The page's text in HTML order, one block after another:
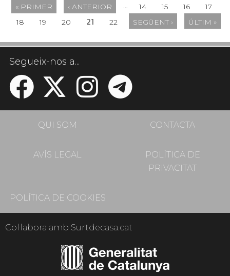
« PRIMER ‹ ANTERIOR … 14 15 16
17
18
19 20 21 22 SEGÜENT › ÚLTIM »
Segueix-nos a...
QUI SOM CONTACTA
AVÍS LEGAL
POLÍTICA DE
PRIVACITAT
POLÍTICA DE COOKIES
Col·labora amb Surtdecasa.cat